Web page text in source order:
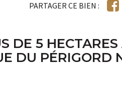
PARTAGER CE BIEN :
DE 5 HECTARES
DU PÉRIGORD